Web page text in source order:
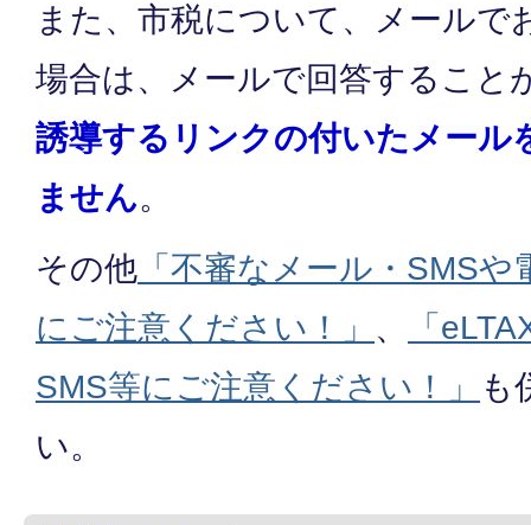
また、市税について、メールで
場合は、メールで回答すること
誘導するリンクの付いたメール
ません。
その他 「不審なメール・SMS
にご注意ください！」 、
「
SMS等にご注意ください！」
も
い。